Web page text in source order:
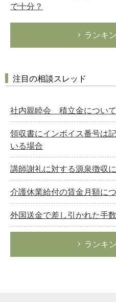
で十分？
ランキ
注目の相談スレッド
社内親睦会 積立金について
領収書にインボイス番号は
いる場合
講師謝礼に対する源泉徴収
介護休業給付の賃金月額に
外国送金で差し引かれた手
ランキ